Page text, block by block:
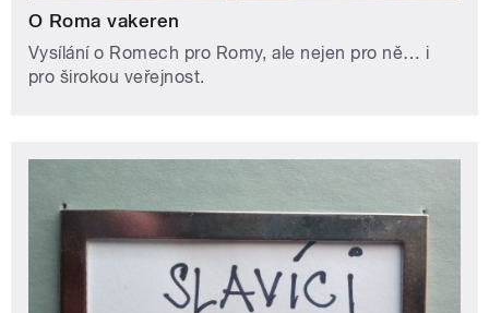
O Roma vakeren
Vysílání o Romech pro Romy, ale nejen pro ně… i
pro širokou veřejnost.